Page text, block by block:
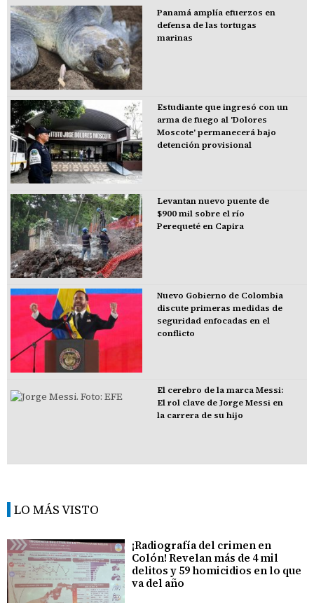
Panamá amplía efuerzos en
defensa de las tortugas
marinas
Estudiante que ingresó con un
arma de fuego al 'Dolores
Moscote' permanecerá bajo
detención provisional
Levantan nuevo puente de
$900 mil sobre el río
Perequeté en Capira
Nuevo Gobierno de Colombia
discute primeras medidas de
seguridad enfocadas en el
conflicto
El cerebro de la marca Messi:
El rol clave de Jorge Messi en
la carrera de su hijo
LO MÁS VISTO
¡Radiografía del crimen en
Colón! Revelan más de 4 mil
delitos y 59 homicidios en lo que
va del año